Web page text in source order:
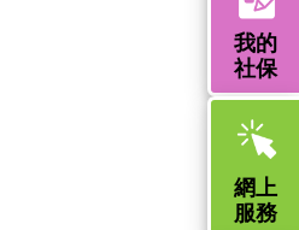
我的
社保
網上
服務